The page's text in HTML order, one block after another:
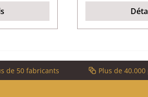
de 50 fabricants Plus de